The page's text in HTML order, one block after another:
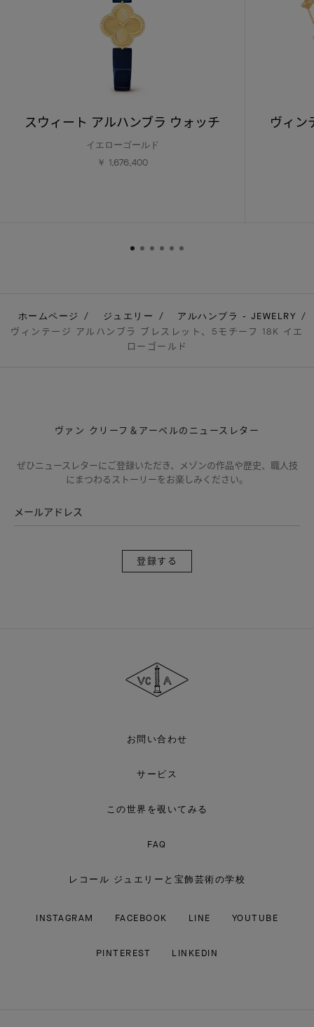
スウィート アルハンブラ ウォッチ
イエローゴールド
￥ 1,676,400
ヴィン
ホームページ ジュエリー
アルハンブラ - JEWELRY
ヴィンテージ アルハンブラ ブレスレット、5モチーフ 18K イエ
ローゴールド
ヴァン クリーフ＆アーペルのニュースレター
ぜひニュースレターにご登録いただき、メゾンの作品や歴史、職人技
にまつわるストーリーをお楽しみください。
メールアドレス
録
す
ン
ク
リ
ー
ア
ル
お問い合わせ
サービス
この世界を覗いてみる
FAQ
レコール ジュエリーと宝飾芸術の学校
INSTAGRAM FACEBOOK LINE YOUTUBE
PINTEREST LINKEDIN